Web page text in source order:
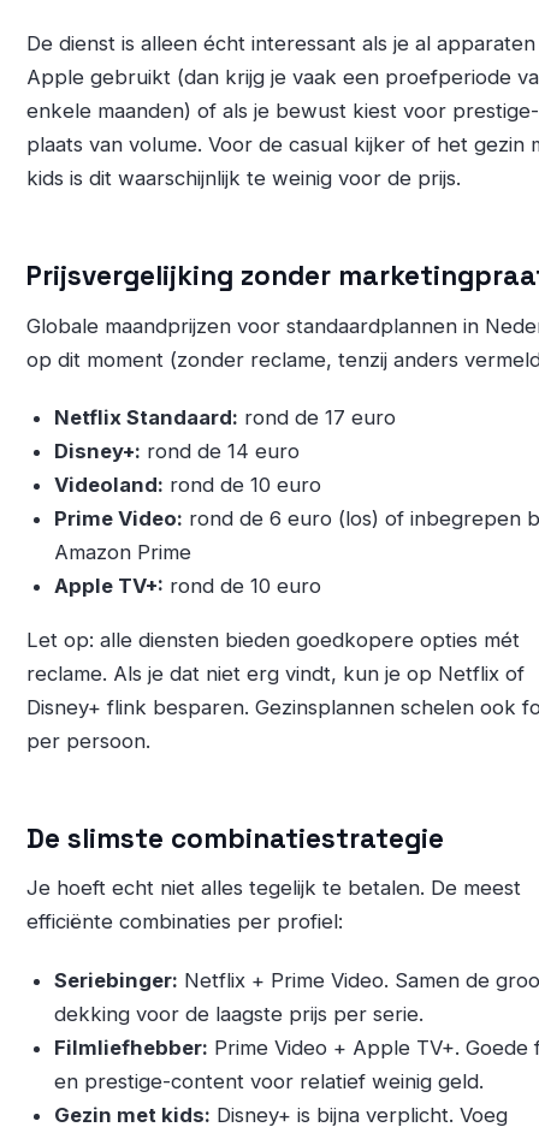
De dienst is alleen écht interessant als je al
Apple gebruikt (dan krijg je vaak een proefperiode
enkele maanden) of als je bewust kiest voor
plaats van volume. Voor de casual kijker of het gezin
kids is dit waarschijnlijk te weinig voor de prijs.
Prijsvergelijking zonder
Globale maandprijzen voor standaardplannen in
op dit moment (zonder reclame, tenzij anders
Netflix Standaard: rond de 17 euro
Disney+: rond de 14 euro
Videoland: rond de 10 euro
Prime Video: rond de 6 euro (los) of inbegrepen
Amazon Prime
Apple TV+: rond de 10 euro
Let op: alle diensten bieden goedkopere opties mét
reclame. Als je dat niet erg vindt, kun je op Netflix of
Disney+ flink besparen. Gezinsplannen schelen ook
per persoon.
De slimste combinatiestrategie
Je hoeft echt niet alles tegelijk te betalen. De meest
efficiënte combinaties per profiel:
Seriebinger: Netflix + Prime Video. Samen de
dekking voor de laagste prijs per serie.
Filmliefhebber: Prime Video + Apple TV+. Goede
en prestige-content voor relatief weinig geld.
Gezin met kids: Disney+ is bijna verplicht. Voeg